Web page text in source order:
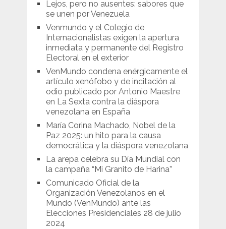
Lejos, pero no ausentes: sabores que
se unen por Venezuela
Venmundo y el Colegio de
Internacionalistas exigen la apertura
inmediata y permanente del Registro
Electoral en el exterior
VenMundo condena enérgicamente el
artículo xenófobo y de incitación al
odio publicado por Antonio Maestre
en La Sexta contra la diáspora
venezolana en España
María Corina Machado, Nobel de la
Paz 2025: un hito para la causa
democrática y la diáspora venezolana
La arepa celebra su Día Mundial con
la campaña “Mi Granito de Harina”
Comunicado Oficial de la
Organización Venezolanos en el
Mundo (VenMundo) ante las
Elecciones Presidenciales 28 de julio
2024